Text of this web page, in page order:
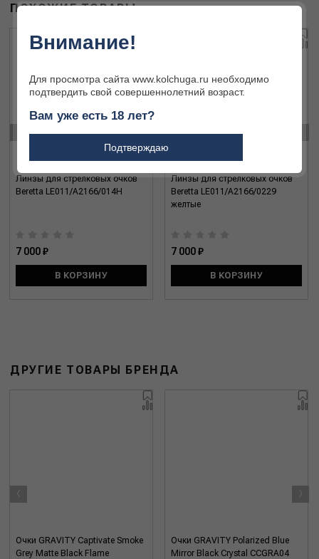
ПОХОЖИЕ ТОВАРЫ
Линзы для стрелковых очков
Beretta LE011/A2166/014H
7 000 ₽
В КОРЗИНУ
Линзы для стрелковых очков
Beretta LE011/A2166/0229
желтые
7 000 ₽
В КОРЗИНУ
ДРУГИЕ ТОВАРЫ БРЕНДА
Очки GRAVITY Captivate Smoke
Grey Matte Black Flame
Очки GRAVITY Polarized Blue
Mirror Black Crystal CCGRA04
‹ ›
Внимание!
Для просмотра сайта www.kolchuga.ru необходимо
подтвердить свой совершеннолетний возраст.
Вам уже есть 18 лет?
Подтверждаю